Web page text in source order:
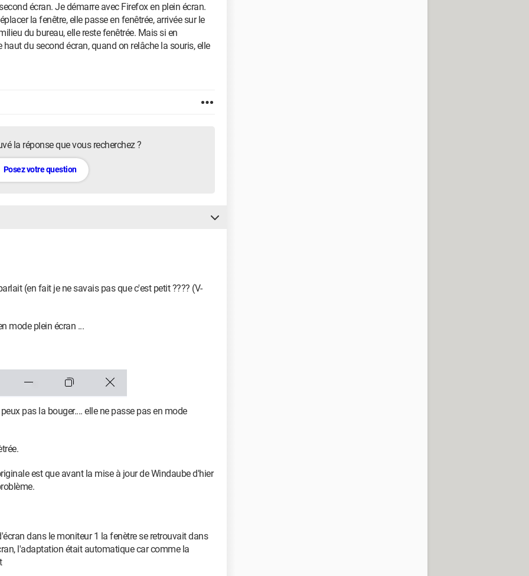
écran. Je démarre avec Firefox en plein écran.
la fenêtre, elle passe en fenêtrée, arrivée sur le
du bureau, elle reste fenêtrée. Mais si en
du second écran, quand on relâche la souris, elle
la réponse que vous recherchez ?
Posez votre question
(en fait je ne savais pas que c'est petit ???? (V-
mode plein écran ...
pas la bouger.... elle ne passe pas en mode
est que avant la mise à jour de Windaube d'hier
dans le moniteur 1 la fenètre se retrouvait dans
l'adaptation était automatique car comme la